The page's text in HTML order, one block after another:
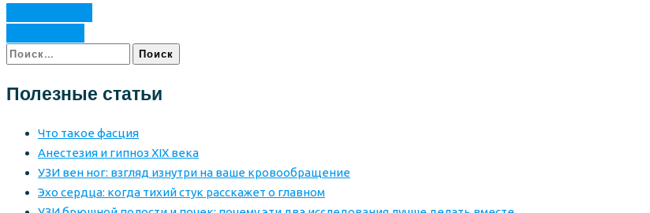
Найти:
Полезные статьи
Что такое фасция
Анестезия и гипноз XIX века
УЗИ вен ног: взгляд изнутри на ваше кровообращение
Эхо сердца: когда тихий стук расскажет о главном